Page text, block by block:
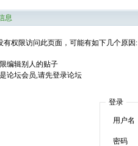
息
有权限访问此页面，可能有如下几个原因:
编辑别人的贴子
论坛会员,请先登录论坛
登录
用户名
密码